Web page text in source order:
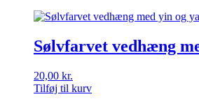
Sølvfarvet vedhæng
20,00 kr.
Tilføj til kurv